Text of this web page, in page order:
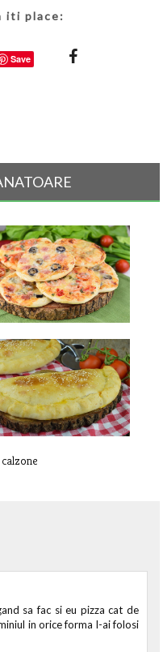
iti place:
Save
sa fac si eu pizza cat de
in orice forma l-ai folosi